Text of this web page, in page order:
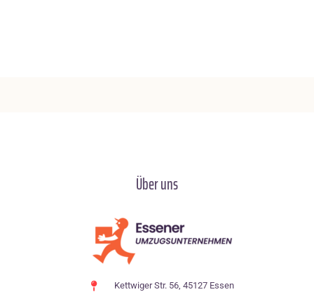
Über uns
Kettwiger Str. 56, 45127 Essen